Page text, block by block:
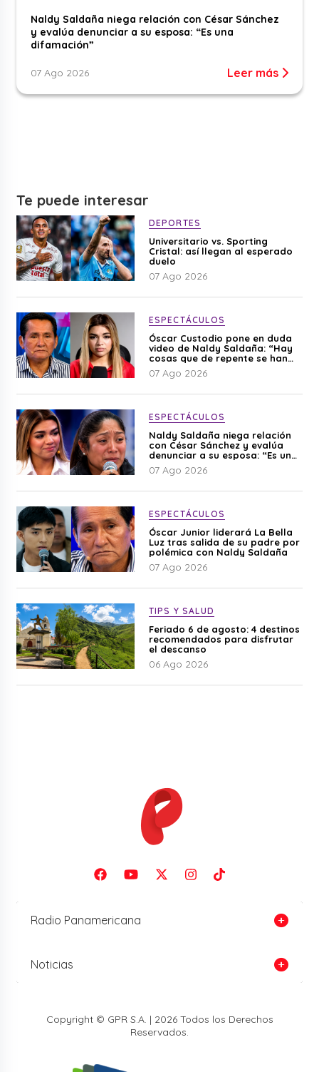
Naldy Saldaña niega relación con César Sánchez
y evalúa denunciar a su esposa: “Es una
difamación”
07 Ago 2026 Leer más
Te puede interesar
DEPORTES
Universitario vs. Sporting
Cristal: así llegan al esperado
duelo
07 Ago 2026
ESPECTÁCULOS
Óscar Custodio pone en duda
video de Naldy Saldaña: “Hay
cosas que de repente se han
editado”
07 Ago 2026
ESPECTÁCULOS
Naldy Saldaña niega relación
con César Sánchez y evalúa
denunciar a su esposa: “Es una
difamación”
07 Ago 2026
ESPECTÁCULOS
Óscar Junior liderará La Bella
Luz tras salida de su padre por
polémica con Naldy Saldaña
07 Ago 2026
TIPS Y SALUD
Feriado 6 de agosto: 4 destinos
recomendados para disfrutar
el descanso
06 Ago 2026
Radio Panamericana
Noticias
Copyright © GPR S.A. | 2026 Todos los Derechos
Reservados.